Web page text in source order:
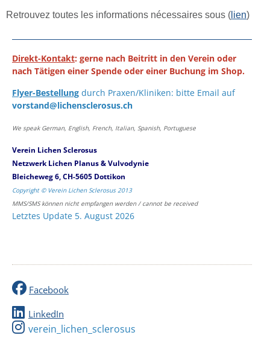
Retrouvez toutes les informations nécessaires sous ( lien)
Direkt-Kontakt: gerne nach Beitritt in den Verein oder
nach Tätigen einer Spende oder einer Buchung im Shop.
Flyer-Bestellung durch Praxen/Kliniken: bitte Email auf
vorstand@lichensclerosus.ch
We speak German, English, French, Italian, Spanish, Portuguese
Verein Lichen Sclerosus
Netzwerk Lichen Planus & Vulvodynie
Bleicheweg 6, CH-5605 Dottikon
Copyright © Verein Lichen Sclerosus 2013
MMS/SMS können nicht empfangen werden / cannot be received
Letztes Update 5. August 2026
Facebook
LinkedIn
verein_lichen_sclerosus